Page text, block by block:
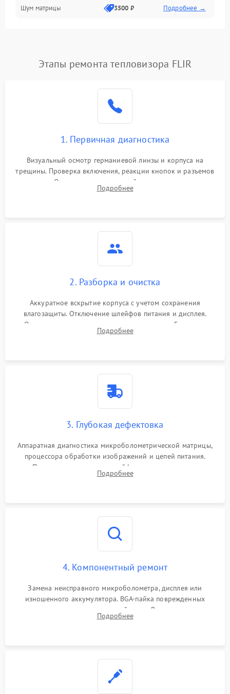
Проблемы питания
Сбои коммуникаций и интерфейсов
Экран (дисплей)
Шум матрицы 3500 ₽ Подробнее →
Этапы ремонта тепловизора FLIR
1. Первичная диагностика
Визуальный осмотр германиевой линзы и корпуса на
трещины. Проверка включения, реакции кнопок и разъемов
зарядки. Оценка вывода тепловой сигнатуры на экран,
проверка базовых функций и считывание системных
Подробнее
2. Разборка и очистка
Аккуратное вскрытие корпуса с учетом сохранения
влагозащиты. Отключение шлейфов питания и дисплея.
Очистка внутренних плат от окислов и пыли. Бережная
обработка германиевого объектива специализированными
Подробнее
3. Глубокая дефектовка
Аппаратная диагностика микроболометрической матрицы,
процессора обработки изображений и цепей питания.
Проверка целостности шлейфов, модуля памяти и
интерфейсов связи. Выявление сгоревших SMD-компонентов
Подробнее
4. Компонентный ремонт
Замена неисправного микроболометра, дисплея или
изношенного аккумулятора. BGA-пайка поврежденных
контроллеров на материнской плате. Восстановление
разъемов и кнопок, замена поврежденных элементов
Подробнее